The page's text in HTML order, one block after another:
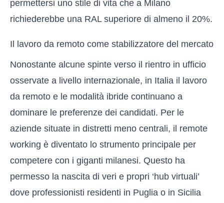
permettersi uno stile di vita che a Milano
richiederebbe una RAL superiore di almeno il 20%.
Il lavoro da remoto come stabilizzatore del mercato
Nonostante alcune spinte verso il rientro in ufficio
osservate a livello internazionale, in Italia il lavoro
da remoto e le modalità ibride continuano a
dominare le preferenze dei candidati. Per le
aziende situate in distretti meno centrali, il remote
working è diventato lo strumento principale per
competere con i giganti milanesi. Questo ha
permesso la nascita di veri e propri ‘hub virtuali’
dove professionisti residenti in Puglia o in Sicilia